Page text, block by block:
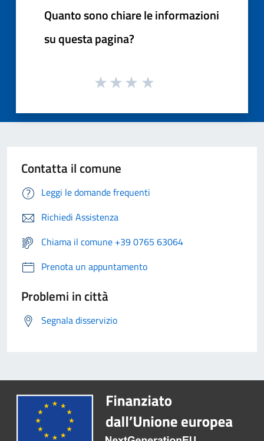
Quanto sono chiare le informazioni
su questa pagina?
Contatta il comune
Leggi le domande frequenti
Richiedi Assistenza
Chiama il comune +39 0765 63064
Prenota un appuntamento
Problemi in città
Segnala disservizio